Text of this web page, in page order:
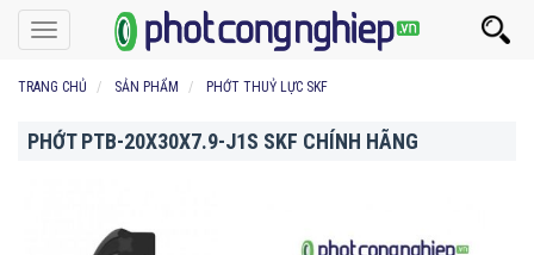
Toggle
navigation
TRANG CHỦ SẢN PHẨM PHỚT THUỶ LỰC SKF
PHỚT PTB-20X30X7.9-J1S SKF CHÍNH HÃNG